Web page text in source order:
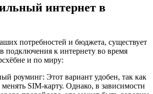
интернет в
потребностей и бюджета, существует
подключения к интернету во время
и по миру:
роуминг: Этот вариант удобен, так как
SIM-карту. Однако, в зависимости